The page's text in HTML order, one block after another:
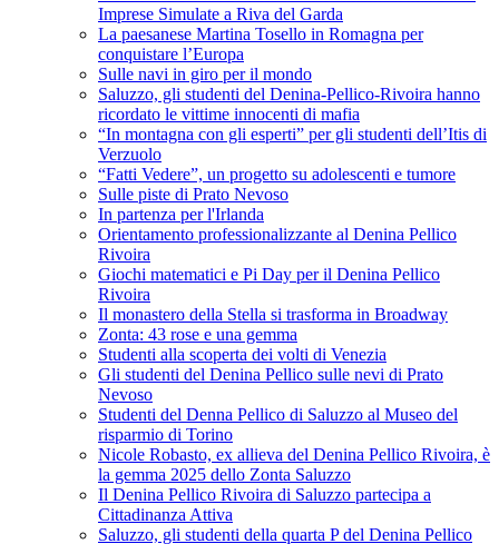
Imprese Simulate a Riva del Garda
La paesanese Martina Tosello in Romagna per
conquistare l’Europa
Sulle navi in giro per il mondo
Saluzzo, gli studenti del Denina-Pellico-Rivoira hanno
ricordato le vittime innocenti di mafia
“In montagna con gli esperti” per gli studenti dell’Itis di
Verzuolo
“Fatti Vedere”, un progetto su adolescenti e tumore
Sulle piste di Prato Nevoso
In partenza per l'Irlanda
Orientamento professionalizzante al Denina Pellico
Rivoira
Giochi matematici e Pi Day per il Denina Pellico
Rivoira
Il monastero della Stella si trasforma in Broadway
Zonta: 43 rose e una gemma
Studenti alla scoperta dei volti di Venezia
Gli studenti del Denina Pellico sulle nevi di Prato
Nevoso
Studenti del Denna Pellico di Saluzzo al Museo del
risparmio di Torino
Nicole Robasto, ex allieva del Denina Pellico Rivoira, è
la gemma 2025 dello Zonta Saluzzo
Il Denina Pellico Rivoira di Saluzzo partecipa a
Cittadinanza Attiva
Saluzzo, gli studenti della quarta P del Denina Pellico